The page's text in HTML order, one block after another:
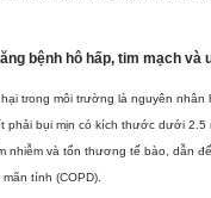
bệnh hô hấp, tim mạch và
trong môi trường là nguyên nhân
phải bụi mịn có kích thước dưới 2.5
nhiễm và tổn thương tế bào, dẫn
tính (COPD).